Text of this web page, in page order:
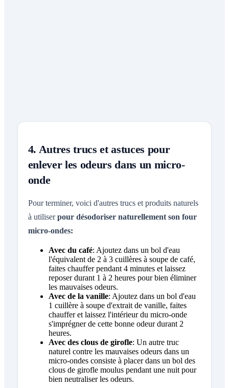
4. Autres trucs et astuces pour
enlever les odeurs dans un micro-
onde
Pour terminer, voici d'autres trucs et produits naturels
à utiliserpour désodoriser naturellement son four
micro-ondes:
Avec du café: Ajoutez dans un bol d'eau
l'équivalent de 2 à 3 cuillères à soupe de café,
faites chauffer pendant 4 minutes et laissez
reposer durant 1 à 2 heures pour bien éliminer
les mauvaises odeurs.
Avec de la vanille: Ajoutez dans un bol d'eau
1 cuillère à soupe d'extrait de vanille, faites
chauffer et laissez l'intérieur du micro-onde
s'imprégner de cette bonne odeur durant 2
heures.
Avec des clous de girofle: Un autre truc
naturel contre les mauvaises odeurs dans un
micro-ondes consiste à placer dans un bol des
clous de girofle moulus pendant une nuit pour
bien neutraliser les odeurs.